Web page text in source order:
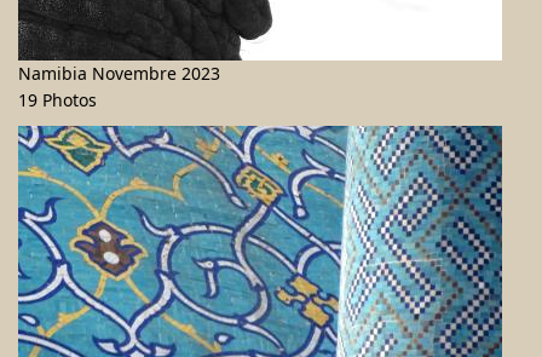
Namibia Novembre 2023
19 Photos